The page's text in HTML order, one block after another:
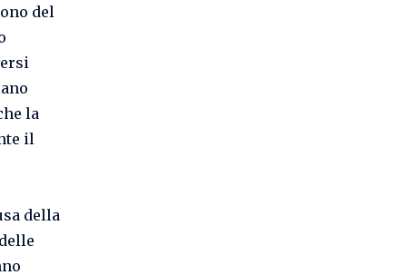
del
la
il
della